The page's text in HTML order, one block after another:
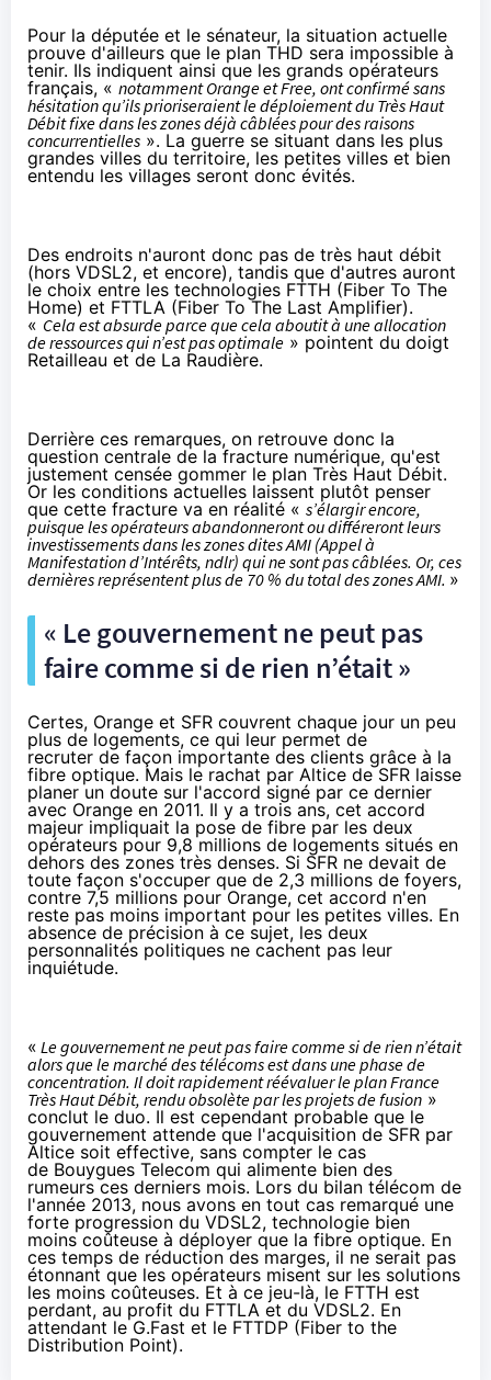
Pour la députée et le sénateur, la situation actuelle
prouve d'ailleurs que le plan THD sera impossible à
tenir. Ils indiquent ainsi que les grands opérateurs
français, « notammentOrangeet Free, ont confirmé sans
hésitation qu’ils prioriseraient le déploiement du Très Haut
Débit fixe dans les zones déjà câblées pour des raisons
concurrentielles ». La guerre se situant dans les plus
grandes villes du territoire, les petites villes et bien
entendu les villages seront donc évités.
Des endroits n'auront donc pas de très haut débit
(hors VDSL2, et encore), tandis que d'autres auront
le choix entre les technologies FTTH (Fiber To The
Home) et FTTLA (Fiber To The Last Amplifier).
« Cela est absurde parce que cela aboutit à une allocation
de ressources qui n’est pas optimale » pointent du doigt
Retailleau et de La Raudière.
Derrière ces remarques, on retrouve donc la
question centrale de la fracture numérique, qu'est
justement censée gommer le plan Très Haut Débit.
Or les conditions actuelles laissent plutôt penser
que cette fracture va en réalité « s’élargirencore,
puisque les opérateurs abandonneront ou différeront leurs
investissements dans les zones dites AMI (Appel à
Manifestation d’Intérêts, ndlr) qui ne sont pas câblées. Or, ces
dernières représentent plus de 70 % du total des zones AMI. »
« Le gouvernement ne peut pas
faire comme si de rien n’était »
Certes, Orange et SFR couvrent chaque jour un peu
plus de logements, ce qui leur permet de
recruter de façon importante des clients grâce à la
fibre optique. Mais le rachat par Altice deSFR laisse
planer un doute sur l'accord signé par ce dernier
avec Orange en 2011. Il y a trois ans, cet accord
majeur impliquait la pose de fibre par les deux
opérateurs pour 9,8 millions de logements situés en
dehors des zones très denses. Si SFR ne devait de
toute façon s'occuper que de 2,3 millions de foyers,
contre 7,5 millions pourOrange, cet accord n'en
reste pas moins important pour les petites villes. En
absence de précision à ce sujet, les deux
personnalités politiques ne cachent pas leur
inquiétude.
« Le gouvernement ne peut pas faire comme si de rien n’était
alors que le marché des télécoms est dans une phase de
concentration. Il doit rapidement réévaluer le plan France
Très Haut Débit, rendu obsolète par les projets de fusion »
conclut le duo. Il est cependant probable que le
gouvernement attende que l'acquisition de SFR par
Altice soit effective, sans compter le cas
de Bouygues Telecom qui alimente bien des
rumeurs ces derniers mois. Lors du bilan télécom de
l'année 2013, nous avons en tout cas remarqué une
forte progression du VDSL2, technologie bien
moins coûteuse à déployer que la fibre optique. En
ces temps de réduction des marges, il ne serait pas
étonnant que les opérateurs misent sur les solutions
les moins coûteuses. Et à ce jeu-là, le FTTH est
perdant, au profit du FTTLA et du VDSL2. En
attendant le G.Fast et le FTTDP (Fiber to the
Distribution Point).